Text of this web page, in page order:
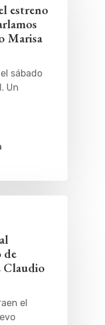
estreno
Marisa
sábado
Un
de
Claudio
el